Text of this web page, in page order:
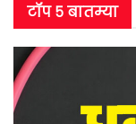
टॉप ५ बातम्या